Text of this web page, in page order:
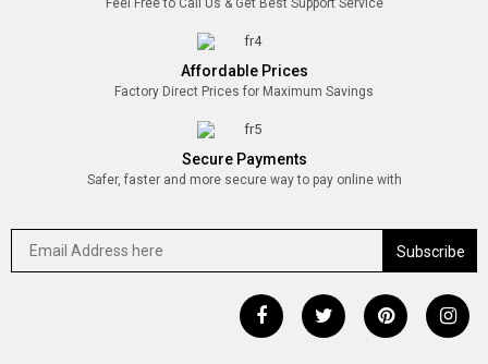
Feel Free to Call Us & Get Best Support Service
Affordable Prices
Factory Direct Prices for Maximum Savings
Secure Payments
Safer, faster and more secure way to pay online with